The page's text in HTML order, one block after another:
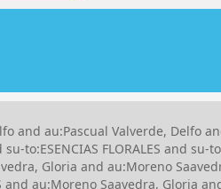
and au:Pascual Valverde, Delfo
to:ESENCIAS FLORALES and su-
Gloria and au:Moreno
and au:Moreno Saavedra, Gloria